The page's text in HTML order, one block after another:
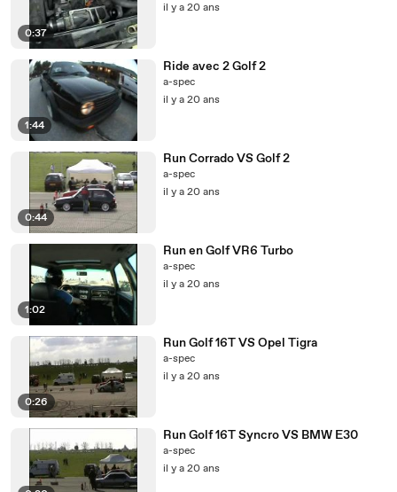
0:37
il y a 20 ans
1:44
Ride avec 2 Golf 2
a-spec
il y a 20 ans
0:44
Run Corrado VS Golf 2
a-spec
il y a 20 ans
1:02
Run en Golf VR6 Turbo
a-spec
il y a 20 ans
0:26
Run Golf 16T VS Opel Tigra
a-spec
il y a 20 ans
Run Golf 16T Syncro VS BMW E30
a-spec
il y a 20 ans